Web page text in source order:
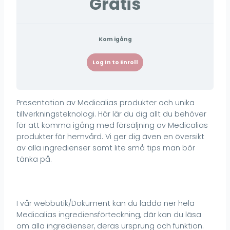
Kom igång
Log In to Enroll
Presentation av Medicalias produkter och unika
tillverkningsteknologi. Här lär du dig allt du behöver
för att komma igång med försäljning av Medicalias
produkter för hemvård. Vi ger dig även en översikt
av alla ingredienser samt lite små tips man bör
tänka på.
I vår webbutik/Dokument kan du ladda ner hela
Medicalias ingrediensförteckning, där kan du läsa
om alla ingredienser, deras ursprung och funktion.